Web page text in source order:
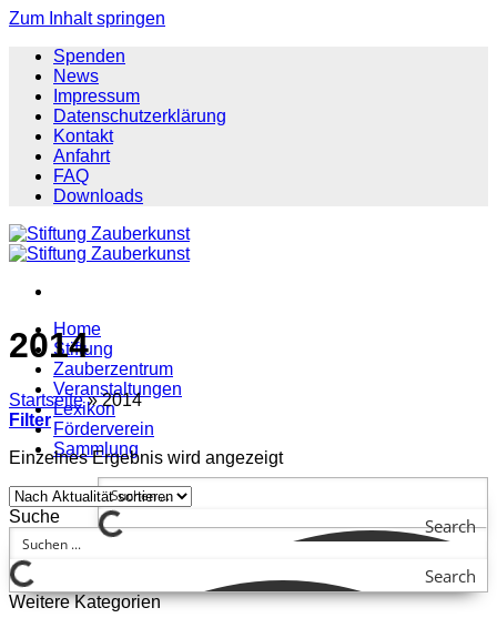
Zum Inhalt springen
Spenden
News
Impressum
Datenschutzerklärung
Kontakt
Anfahrt
FAQ
Downloads
Home
Stiftung
Zauberzentrum
Veranstaltungen
Lexikon
Förderverein
Sammlung
Search
2014
Startseite » 2014
Filter
Einzelnes Ergebnis wird angezeigt
Suche
Search
Weitere Kategorien